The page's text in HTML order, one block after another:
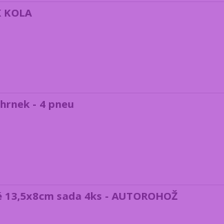
KOLA
- 4 pneu
sada 4ks - AUTOROHOŽ